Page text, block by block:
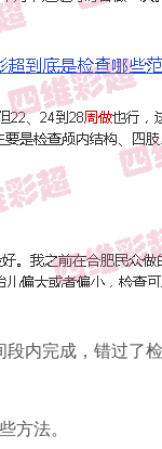
内完成，错过了
方法。